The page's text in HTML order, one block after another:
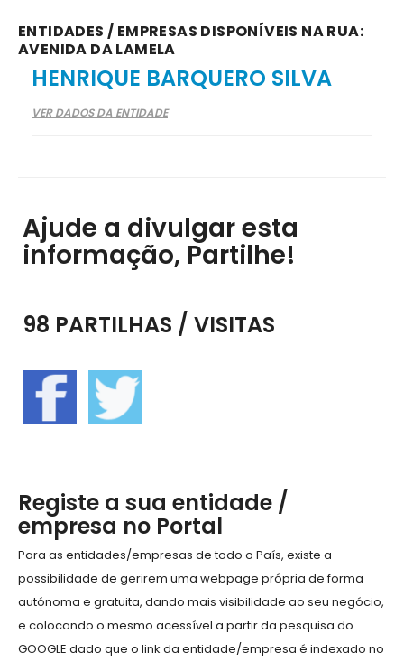
ENTIDADES / EMPRESAS DISPONÍVEIS NA RUA:
AVENIDA DA LAMELA
HENRIQUE BARQUERO SILVA
VER DADOS DA ENTIDADE
Ajude a divulgar esta
informação, Partilhe!
98 PARTILHAS / VISITAS
Registe a sua entidade /
empresa no Portal
Para as entidades/empresas de todo o País, existe a
possibilidade de gerirem uma webpage própria de forma
autónoma e gratuita, dando mais visibilidade ao seu negócio,
e colocando o mesmo acessível a partir da pesquisa do
GOOGLE dado que o link da entidade/empresa é indexado no